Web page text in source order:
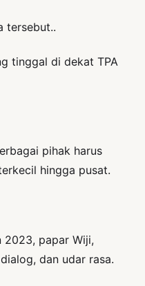
tersebut..
tinggal di dekat TPA
pihak harus
hingga pusat.
2023, papar Wiji,
dan udar rasa.